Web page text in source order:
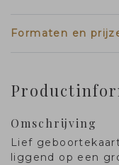
Formaten en
Omschrijving
Lief
liggend op een